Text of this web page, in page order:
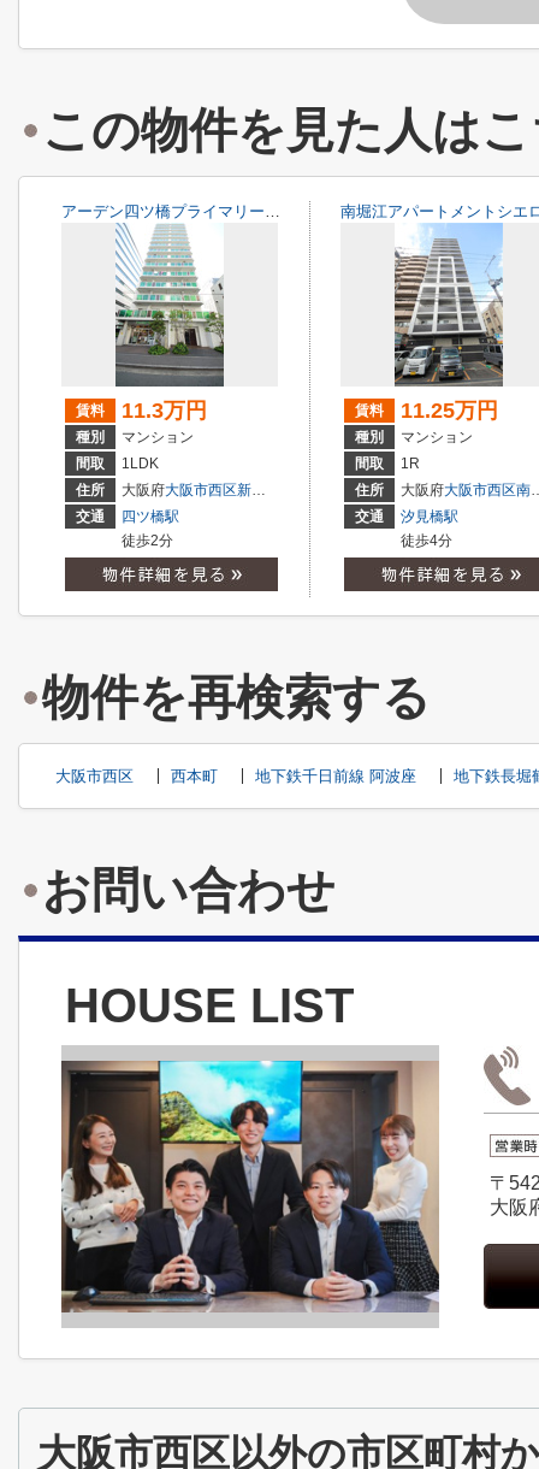
この物件を見た人は
アーデン四ツ橋プライマリーワン
賃料 11.3万円
種別
マンション
間取
1LDK
住所
大阪府大阪市西区新町
交通
四ツ橋駅
徒歩2分
南堀江アパートメントシエ
賃料 11.25万円
種別
マンション
間取
1R
住所
大阪府大阪市西区南堀江
交通
汐見橋駅
徒歩4分
物件を再検索する
大阪市西区 西本町 地下鉄千日前線 阿波座 地下鉄長堀
お問い合わせ
HOUSE LIST
〒
大阪
大阪市西区以外の市区町村